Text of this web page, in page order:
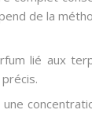
de la
lié aux